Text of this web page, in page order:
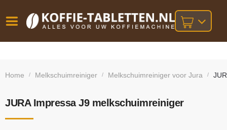
besteld,
bij orders
Home / Melkschuimreiniger / Melkschuimreiniger voor Jura /
JURA Impressa J9 melkschuimreiniger